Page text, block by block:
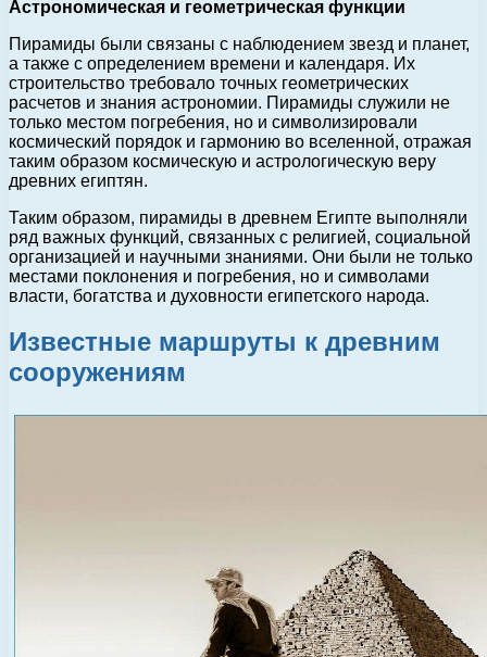
Астрономическая и геометрическая функции
Пирамиды были связаны с наблюдением звезд и планет,
а также с определением времени и календаря. Их
строительство требовало точных геометрических
расчетов и знания астрономии. Пирамиды служили не
только местом погребения, но и символизировали
космический порядок и гармонию во вселенной, отражая
таким образом космическую и астрологическую веру
древних египтян.
Таким образом, пирамиды в древнем Египте выполняли
ряд важных функций, связанных с религией, социальной
организацией и научными знаниями. Они были не только
местами поклонения и погребения, но и символами
власти, богатства и духовности египетского народа.
Известные маршруты к древним
сооружениям